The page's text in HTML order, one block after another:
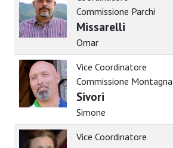
Commissione Parchi
Missarelli
Omar
Vice Coordinatore
Commissione Montagna
Sivori
Simone
Vice Coordinatore